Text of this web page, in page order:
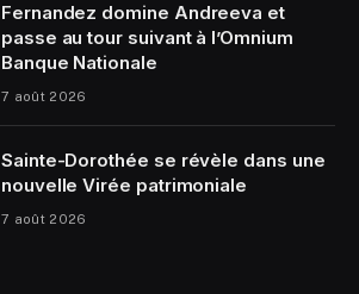
Fernandez domine Andreeva et
passe au tour suivant à l’Omnium
Banque Nationale
7 août 2026
Sainte-Dorothée se révèle dans une
nouvelle Virée patrimoniale
7 août 2026